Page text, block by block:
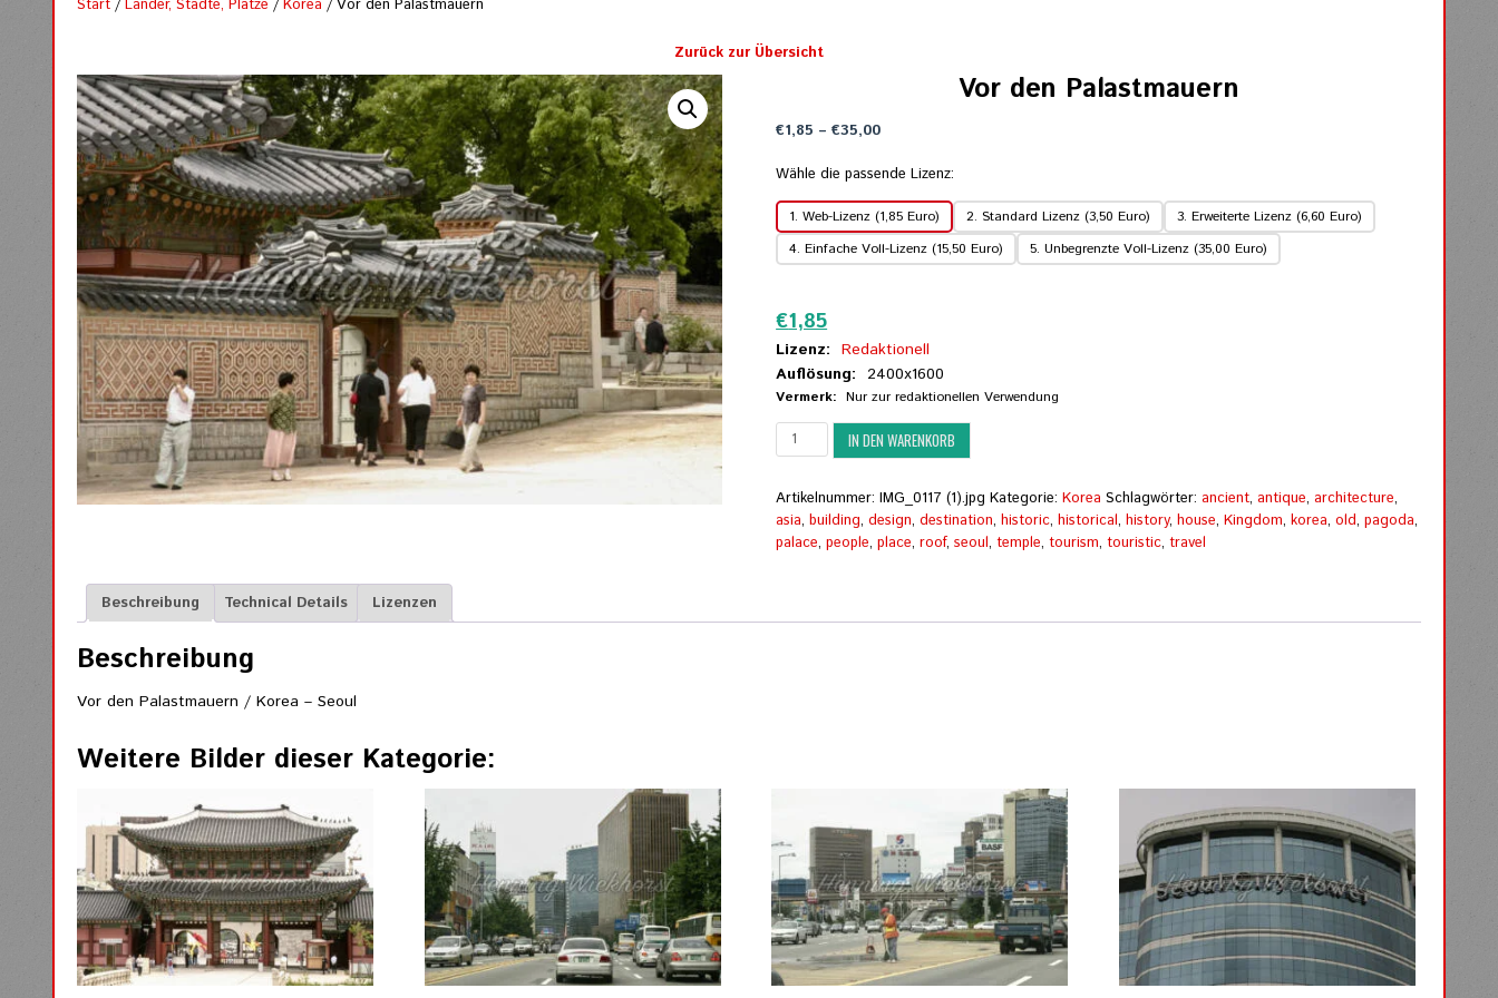
Start /Länder, Städte, Plätze /Korea / Vor den Palastmauern
Zurück zur Übersicht
Vor den Palastmauern
€1,85 –€35,00Preisspanne:
bis
€35,00
Wähle die passende Lizenz:
1. Web-Lizenz (1,85 Euro) 2. Standard Lizenz (3,50 Euro)
3. Erweiterte Lizenz (6,60 Euro)
4. Einfache Voll-Lizenz (15,50 Euro)
5. Unbegrenzte Voll-Lizenz (35,00 Euro)
€1,85
Lizenz: Redaktionell
Auflösung: 2400x1600
Vermerk: Nur zur redaktionellen Verwendung
Vor
den
Menge
IN DEN WARENKORB
Artikelnummer:IMG_0117 (1).jpg Kategorie:Korea Schlagwörter:ancient,antique,architecture,
asia,building,design,destination,historic,historical,history,house,Kingdom,korea,old,pagoda,
palace,people,place,roof,seoul,temple,tourism,touristic,travel
Beschreibung Technical Details Lizenzen
Beschreibung
Vor den Palastmauern / Korea – Seoul
Weitere Bilder dieser Kategorie: